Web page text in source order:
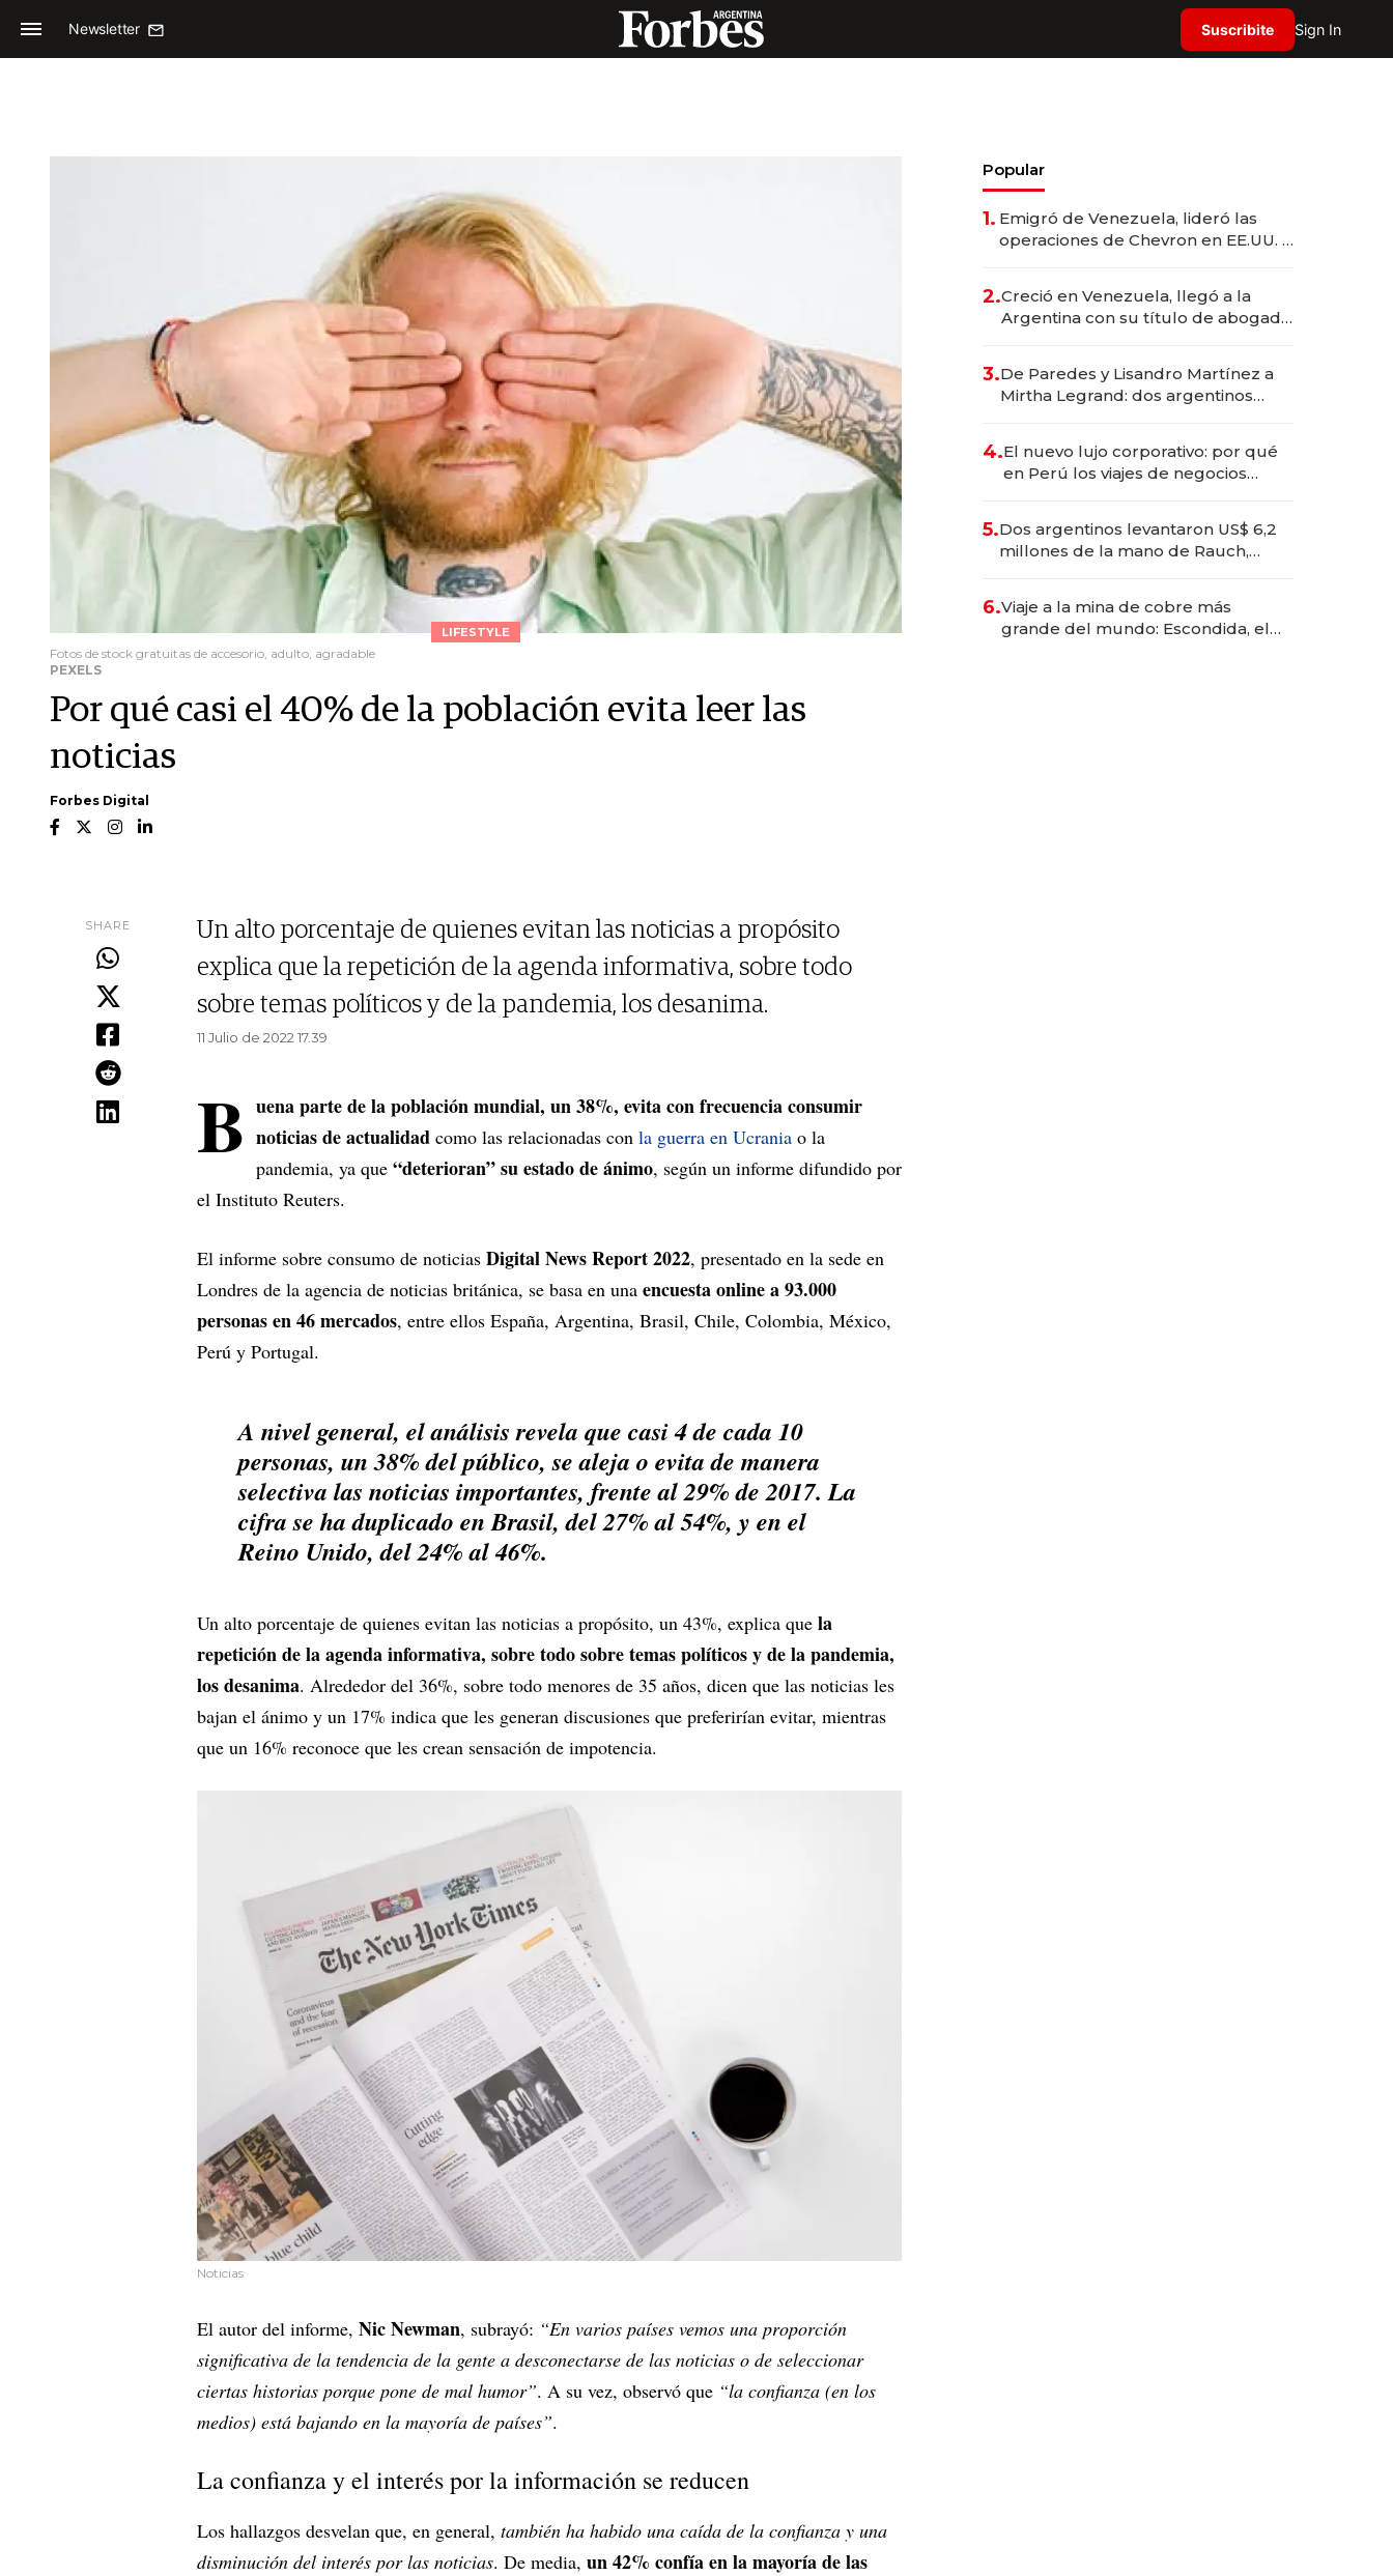
Newsletter Suscribite Sign In
LIFESTYLE
Fotos de stock gratuitas de accesorio, adulto, agradable
PEXELS
Por qué casi el 40% de la población evita leer las
noticias
Forbes Digital
SHARE
Un alto porcentaje de quienes evitan las noticias a propósito
explica que la repetición de la agenda informativa, sobre todo
sobre temas políticos y de la pandemia, los desanima.
11 Julio de 2022 17.39
B uena parte de la población mundial, un 38%, evita con frecuencia consumir
noticias de actualidad como las relacionadas con la guerra en Ucrania o la
pandemia, ya que “deterioran” su estado de ánimo, según un informe difundido por
el Instituto Reuters.
El informe sobre consumo de noticias Digital News Report 2022, presentado en la sede en
Londres de la agencia de noticias británica, se basa en una encuesta online a 93.000
personas en 46 mercados, entre ellos España, Argentina, Brasil, Chile, Colombia, México,
Perú y Portugal.
A nivel general, el análisis revela que casi 4 de cada 10
personas, un 38% del público, se aleja o evita de manera
selectiva las noticias importantes, frente al 29% de 2017. La
cifra se ha duplicado en Brasil, del 27% al 54%, y en el
Reino Unido, del 24% al 46%.
Un alto porcentaje de quienes evitan las noticias a propósito, un 43%, explica que la
repetición de la agenda informativa, sobre todo sobre temas políticos y de la pandemia,
los desanima. Alrededor del 36%, sobre todo menores de 35 años, dicen que las noticias les
bajan el ánimo y un 17% indica que les generan discusiones que preferirían evitar, mientras
que un 16% reconoce que les crean sensación de impotencia.
Noticias
El autor del informe, Nic Newman, subrayó: “En varios países vemos una proporción
significativa de la tendencia de la gente a desconectarse de las noticias o de seleccionar
ciertas historias porque pone de mal humor”. A su vez, observó que “la confianza (en los
medios) está bajando en la mayoría de países”.
La confianza y el interés por la información se reducen
Los hallazgos desvelan que, en general, también ha habido una caída de la confianza y una
disminución del interés por las noticias. De media, un 42% confía en la mayoría de las
Popular
1. Emigró de Venezuela, lideró las
operaciones de Chevron en EE.UU. y
2.Creció en Venezuela, llegó a la
Argentina con su título de abogado
marcas "fast premium"
3.De Paredes y Lisandro Martínez a
Mirtha Legrand: dos argentinos
4.El nuevo lujo corporativo: por qué
en Perú los viajes de negocios
transformadoras
5.Dos argentinos levantaron US$ 6,2
millones de la mano de Rauch,
6.Viaje a la mina de cobre más
grande del mundo: Escondida, el